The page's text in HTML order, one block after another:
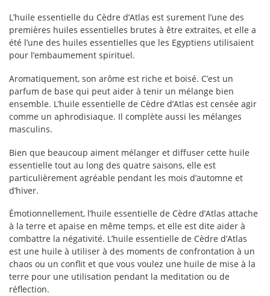
L’huile essentielle du Cèdre d’Atlas est surement l’une des
premières huiles essentielles brutes à être extraites, et elle a
été l’une des huiles essentielles que les Egyptiens utilisaient
pour l’embaumement spirituel.
Aromatiquement, son arôme est riche et boisé. C’est un
parfum de base qui peut aider à tenir un mélange bien
ensemble. L’huile essentielle de Cèdre d’Atlas est censée agir
comme un aphrodisiaque. Il complète aussi les mélanges
masculins.
Bien que beaucoup aiment mélanger et diffuser cette huile
essentielle tout au long des quatre saisons, elle est
particulièrement agréable pendant les mois d’automne et
d’hiver.
Émotionnellement, l’huile essentielle de Cèdre d’Atlas attache
à la terre et apaise en même temps, et elle est dite aider à
combattre la négativité. L’huile essentielle de Cèdre d’Atlas
est une huile à utiliser à des moments de confrontation à un
chaos ou un conflit et que vous voulez une huile de mise à la
terre pour une utilisation pendant la meditation ou de
réflection.